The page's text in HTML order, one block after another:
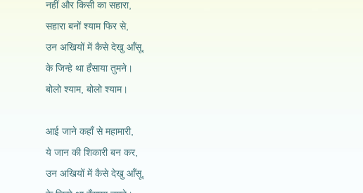
नहीं और किसी का सहारा,
सहारा बनों श्याम फिर से,
उन अखियों में कैसे देखु आँसू,
के जिन्हे था हँसाया तुमने।
बोलो श्याम, बोलो श्याम।
आई जाने कहाँ से महामारी,
ये जान की शिकारी बन कर,
उन अखियों में कैसे देखु आँसू,